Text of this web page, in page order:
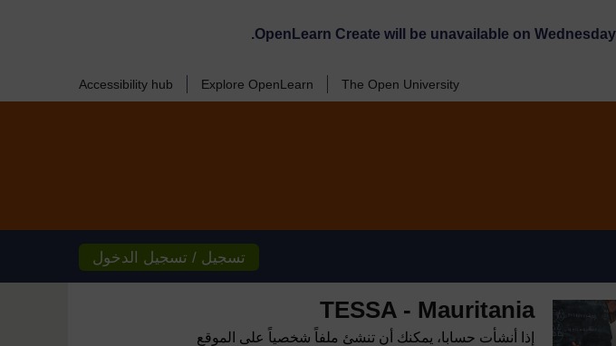
OpenLearn Create will be unavailable on
The Open University
Explore OpenLearn
Accessibility hub
تسجيل / تسجيل الدخول
TESSA - Mauritania
إذا أنشأت حسابا، يمكنك أن تنشئ ملفاً شخصياً على الموقع